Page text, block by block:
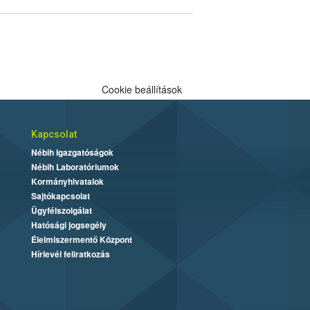
Cookie beállítások
Kapcsolat
Nébih Igazgatóságok
Nébih Laboratóriumok
Kormányhivatalok
Sajtókapcsolat
Ügyfélszolgálat
Hatósági jogsegély
Élelmiszermentő Központ
Hírlevél feliratkozás